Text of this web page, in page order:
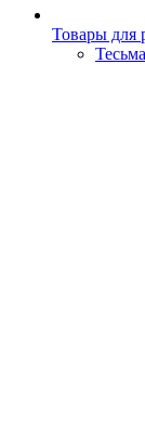
Товары для